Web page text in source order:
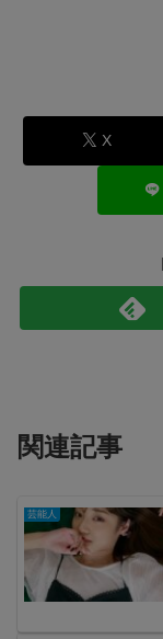
X
関連記事
芸能人